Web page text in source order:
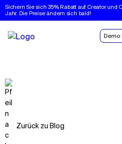
Sichern Sie sich 35% Rabatt auf Creator und
Jahr. Die Preise ändern sich bald!
Demo
Zurück zu Blog